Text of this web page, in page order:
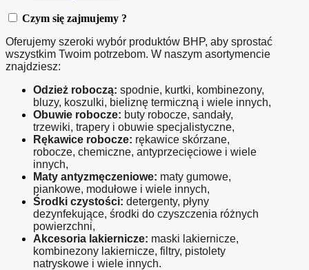
Czym się zajmujemy ?
Oferujemy szeroki wybór produktów BHP, aby sprostać
wszystkim Twoim potrzebom. W naszym asortymencie
znajdziesz:
Odzież roboczą: spodnie, kurtki, kombinezony,
bluzy, koszulki, bieliznę termiczną i wiele innych,
Obuwie robocze: buty robocze, sandały,
trzewiki, trapery i obuwie specjalistyczne,
Rękawice robocze: rękawice skórzane,
robocze, chemiczne, antyprzecięciowe i wiele
innych,
Maty antyzmęczeniowe: maty gumowe,
piankowe, modułowe i wiele innych,
Środki czystości: detergenty, płyny
dezynfekujące, środki do czyszczenia różnych
powierzchni,
Akcesoria lakiernicze: maski lakiernicze,
kombinezony lakiernicze, filtry, pistolety
natryskowe i wiele innych.